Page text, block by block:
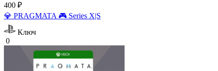
400 ₽
💎 PRAGMATA 🎮 Series X|S
Ключ
0